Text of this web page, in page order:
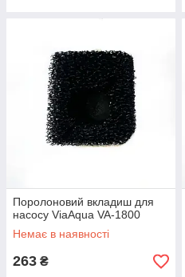
Поролоновий вкладиш для
насосу ViaAqua VA-1800
Немає в наявності
263 ₴